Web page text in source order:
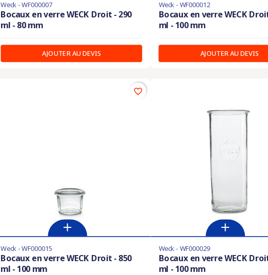
Weck - WF000007
Bocaux en verre WECK Droit - 290
ml - 80 mm
AJOUTER AU DEVIS
Weck - WF000012
Bocaux en verre WECK
ml - 100 mm
AJOUTER AU DEVIS
Weck - WF000015
Bocaux en verre WECK Droit - 850
ml - 100 mm
favorite_border
Weck - WF000029
Bocaux en verre WECK
ml - 100 mm